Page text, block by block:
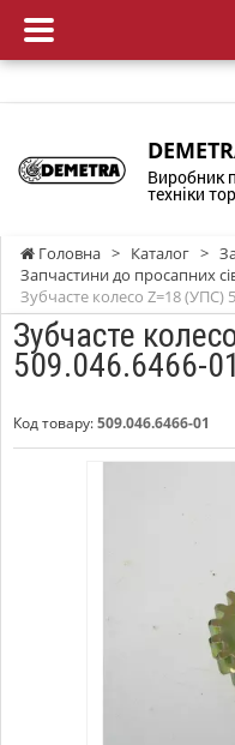
Виробник
техніки
Головна > Каталог >
Запчастини до просапних
Зубчасте колесо Z=18 (УПС)
Зубчасте
509.046.6466-01
Код товару:509.046.6466-01